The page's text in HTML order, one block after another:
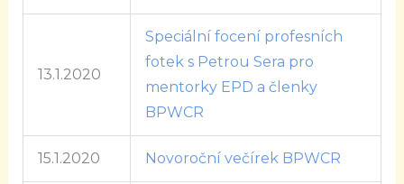
13.1.2020
Speciální focení profesních
fotek s Petrou Sera pro
mentorky EPD a členky
BPWCR
15.1.2020 Novoroční večírek BPWCR